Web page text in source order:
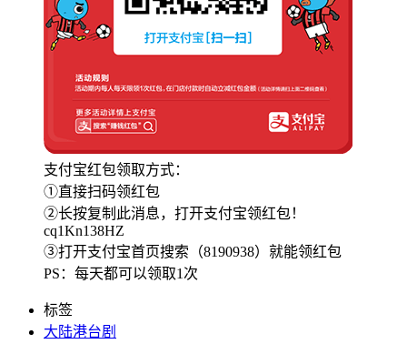
支付宝红包领取方式：
①直接扫码领红包
②长按复制此消息，打开支付宝领红包！
cq1Kn138HZ
③打开支付宝首页搜索（8190938）就能领红包
PS：每天都可以领取1次
标签
大陆港台剧